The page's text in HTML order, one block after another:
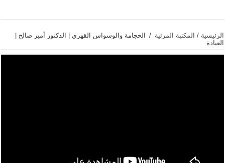
الرئيسية / المكتبة المرئية /
الحجامة والوسواس القهري | الدكتور أمير صالح |
العيادة